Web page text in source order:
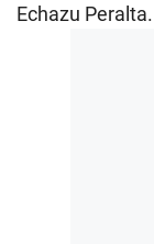
Echazu Peralta.